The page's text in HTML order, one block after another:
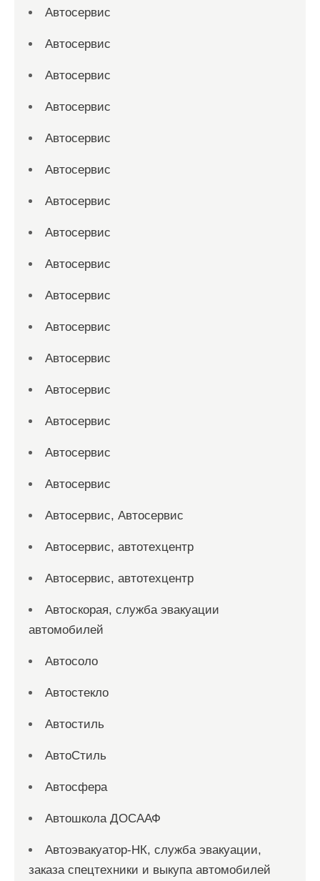
Автосервис
Автосервис
Автосервис
Автосервис
Автосервис
Автосервис
Автосервис
Автосервис
Автосервис
Автосервис
Автосервис
Автосервис
Автосервис
Автосервис
Автосервис
Автосервис
Автосервис, Автосервис
Автосервис, автотехцентр
Автосервис, автотехцентр
Автоскорая, служба эвакуации
автомобилей
Автосоло
Автостекло
Автостиль
АвтоСтиль
Автосфера
Автошкола ДОСААФ
Автоэвакуатор-НК, служба эвакуации,
заказа спецтехники и выкупа автомобилей